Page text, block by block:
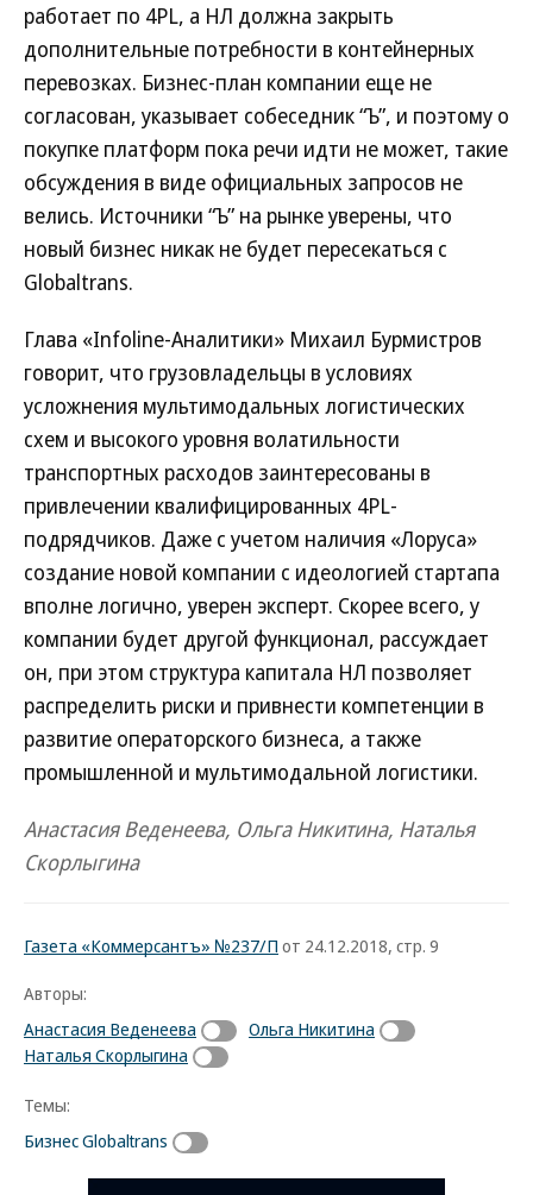
работает по 4PL, а НЛ должна закрыть
дополнительные потребности в контейнерных
перевозках. Бизнес-план компании еще не
согласован, указывает собеседник “Ъ”, и поэтому о
покупке платформ пока речи идти не может, такие
обсуждения в виде официальных запросов не
велись. Источники “Ъ” на рынке уверены, что
новый бизнес никак не будет пересекаться с
Globaltrans.
Глава «Infoline-Аналитики» Михаил Бурмистров
говорит, что грузовладельцы в условиях
усложнения мультимодальных логистических
схем и высокого уровня волатильности
транспортных расходов заинтересованы в
привлечении квалифицированных 4PL-
подрядчиков. Даже с учетом наличия «Лоруса»
создание новой компании с идеологией стартапа
вполне логично, уверен эксперт. Скорее всего, у
компании будет другой функционал, рассуждает
он, при этом структура капитала НЛ позволяет
распределить риски и привнести компетенции в
развитие операторского бизнеса, а также
промышленной и мультимодальной логистики.
Анастасия Веденеева, Ольга Никитина, Наталья
Скорлыгина
Газета «Коммерсантъ» №237/П от 24.12.2018, стр. 9
Авторы:
Анастасия Веденеева
Ольга Никитина
Наталья Скорлыгина
Темы:
Бизнес Globaltrans